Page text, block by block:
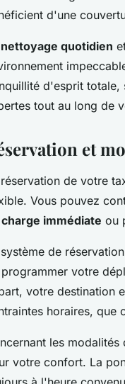
d'une
nettoyage quotidien
d'esprit totale,
tout au long de
et
de votre
Vous pouvez
immédiate ou
de
votre
votre destination
horaires, que
les
votre confort. La